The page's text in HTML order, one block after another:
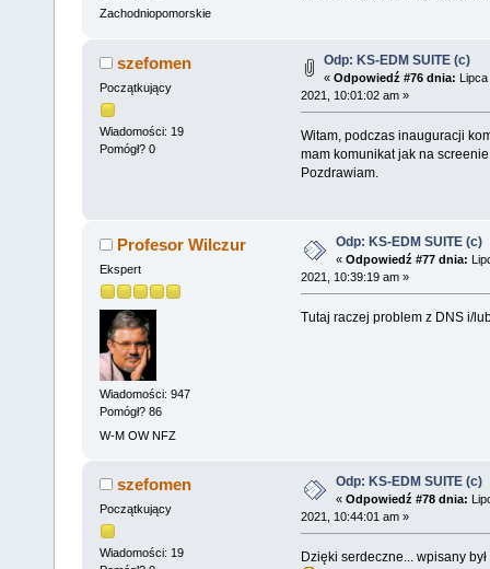
Zachodniopomorskie
szefomen
Początkujący
Wiadomości: 19
Pomógł? 0
Odp: KS-EDM SUITE (c)
« Odpowiedź #76 dnia:
2021, 10:01:02 am »
Witam, podczas inauguracji
mam komunikat jak na
Pozdrawiam.
Profesor Wilczur
Ekspert
Wiadomości: 947
Pomógł? 86
W-M OW NFZ
Odp: KS-EDM SUITE (c)
« Odpowiedź #77 dnia:
2021, 10:39:19 am »
Tutaj raczej problem z DNS i/
szefomen
Początkujący
Wiadomości: 19
Odp: KS-EDM SUITE (c)
« Odpowiedź #78 dnia:
2021, 10:44:01 am »
Dzięki serdeczne... wpisany